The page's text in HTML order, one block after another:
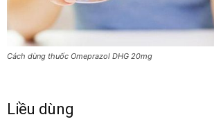
Cách dùng thuốc Omeprazol DHG 20mg
Liều dùng